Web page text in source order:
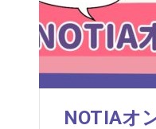
NOTIAオ